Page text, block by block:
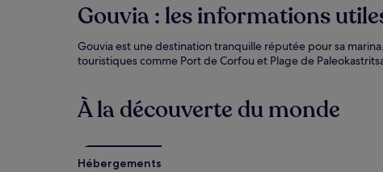
Gouvia : les informations
Gouvia est une destination tranquille réputée pour sa
touristiques comme Port de Corfou et Plage de
À la découverte du monde
Hébergements